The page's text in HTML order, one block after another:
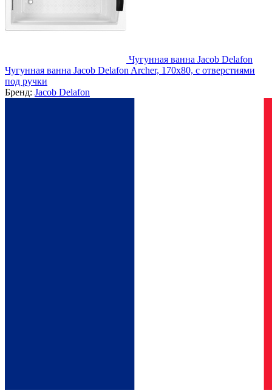
Чугунная ванна Jacob Delafon
Чугунная ванна Jacob Delafon Archer, 170х80, с отверстиями
под ручки
Бренд: Jacob Delafon